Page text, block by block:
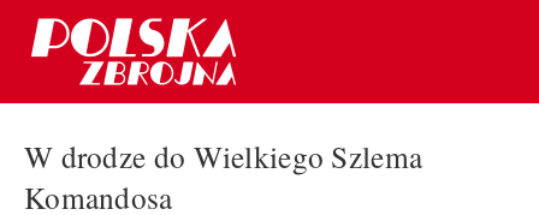
W drodze do Wielkiego Szlema
Komandosa